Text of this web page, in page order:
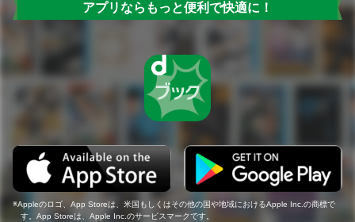
アプリならもっと便利で快適に！
Appleのロゴ、App Storeは、米国もしくはその他の国や地域におけるApple Inc.の商標で
す。App Storeは、Apple Inc.のサービスマークです。